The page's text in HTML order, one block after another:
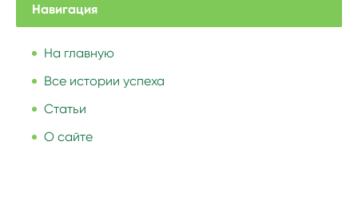
Навигация
На главную
Все истории успеха
Статьи
О сайте